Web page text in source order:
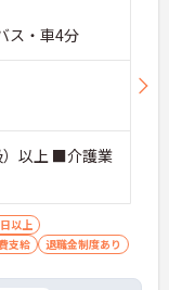
ス・車4分
以上 ■介護業
以上
支給 退職金制度あり